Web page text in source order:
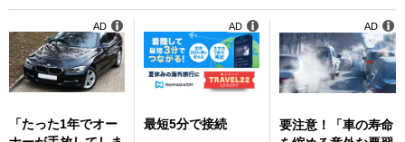
「たった1年でオー
AD
最短5分で接続
AD
要注意！「車の寿命
AD